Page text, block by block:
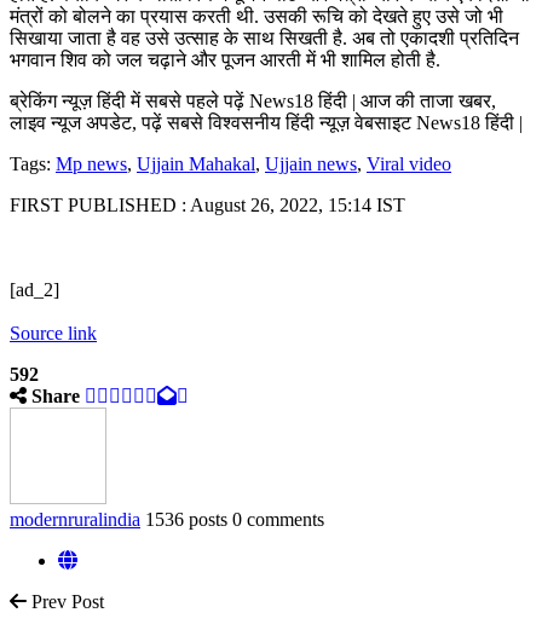
मंत्रों को बोलने का प्रयास करती थी. उसकी रूचि को देखते हुए उसे जो भी
सिखाया जाता है वह उसे उत्साह के साथ सिखती है. अब तो एकादशी प्रतिदिन
भगवान शिव को जल चढ़ाने और पूजन आरती में भी शामिल होती है.
ब्रेकिंग न्यूज़ हिंदी में सबसे पहले पढ़ें News18 हिंदी | आज की ताजा खबर,
लाइव न्यूज अपडेट, पढ़ें सबसे विश्वसनीय हिंदी न्यूज़ वेबसाइट News18 हिंदी |
Tags: Mp news, Ujjain Mahakal, Ujjain news, Viral video
FIRST PUBLISHED : August 26, 2022, 15:14 IST
[ad_2]
Source link
592
Share
modernruralindia 1536 posts 0 comments
Prev Post